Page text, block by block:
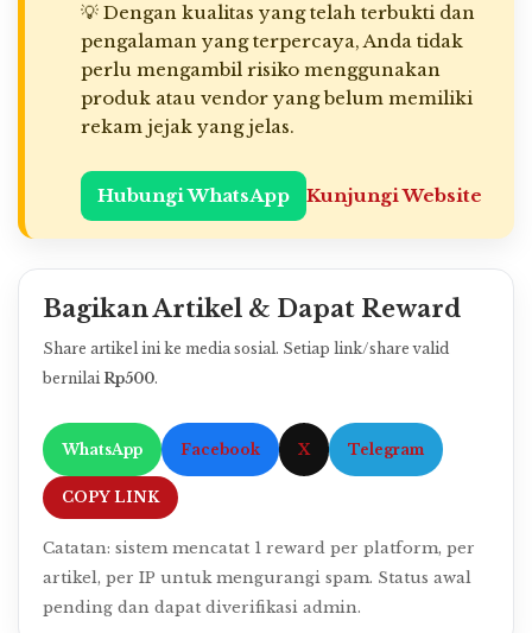
💡 Dengan kualitas yang telah terbukti dan
pengalaman yang terpercaya, Anda tidak
perlu mengambil risiko menggunakan
produk atau vendor yang belum memiliki
rekam jejak yang jelas.
Hubungi WhatsApp Kunjungi Website
Bagikan Artikel & Dapat Reward
Share artikel ini ke media sosial. Setiap link/share valid
bernilaiRp500.
WhatsApp Facebook X Telegram
COPY LINK
Catatan: sistem mencatat 1 reward per platform, per
artikel, per IP untuk mengurangi spam. Status awal
pending dan dapat diverifikasi admin.